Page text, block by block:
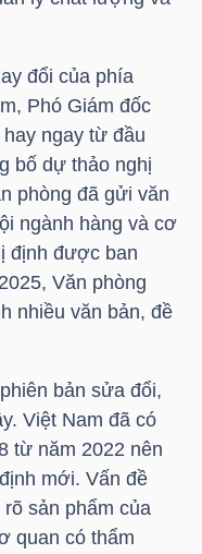
đổi của phía
Phó Giám đốc
ngay từ đầu
bố dự thảo nghị
phòng đã gửi văn
ngành hàng và cơ
định được ban
Văn phòng
nhiều văn bản, đề
bản sửa đổi,
Việt Nam đã có
từ năm 2022 nên
mới. Vấn đề
sản phẩm của
quan có thẩm